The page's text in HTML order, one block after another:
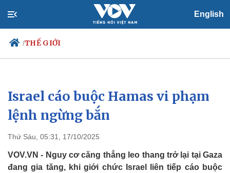
English
/THẾ GIỚI
Chính trị
Đảng
Tổ chức nhân sự
Nhận diện sự thật
Xã hội
Việc làm
Biển đảo
Israel cáo buộc Hamas vi phạm
lệnh ngừng bắn
Thứ Sáu, 05:31, 17/10/2025
VOV.VN - Nguy cơ căng thẳng leo thang trở lại tại Gaza
đang gia tăng, khi giới chức Israel liên tiếp cáo buộc